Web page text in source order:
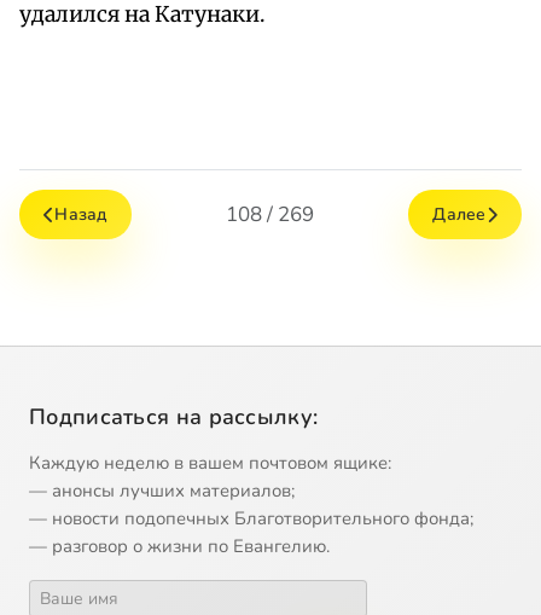
удалился на Катунаки.
Назад 108 / 269 Далее
Подписаться на рассылку:
Каждую неделю в вашем почтовом ящике:
— анонсы лучших материалов;
— новости подопечных Благотворительного фонда;
— разговор о жизни по Евангелию.